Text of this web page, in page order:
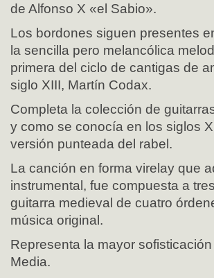
de Alfonso X «el Sabio».
Los bordones siguen presentes
la sencilla pero melancólica
primera del ciclo de cantigas de
siglo XIII, Martín Codax.
Completa la colección de
y como se conocía en los siglos
versión punteada del rabel.
La canción en forma virelay que
instrumental, fue compuesta a
guitarra medieval de cuatro
música original.
Representa la mayor
Media.